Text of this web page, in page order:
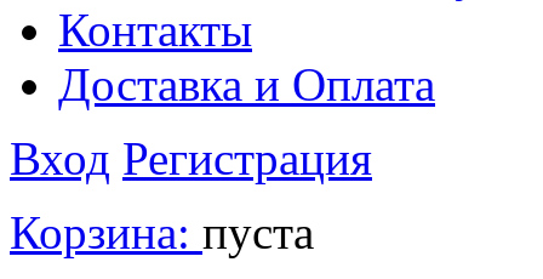
Контакты
Доставка и Оплата
Вход Регистрация
Корзина: пуста